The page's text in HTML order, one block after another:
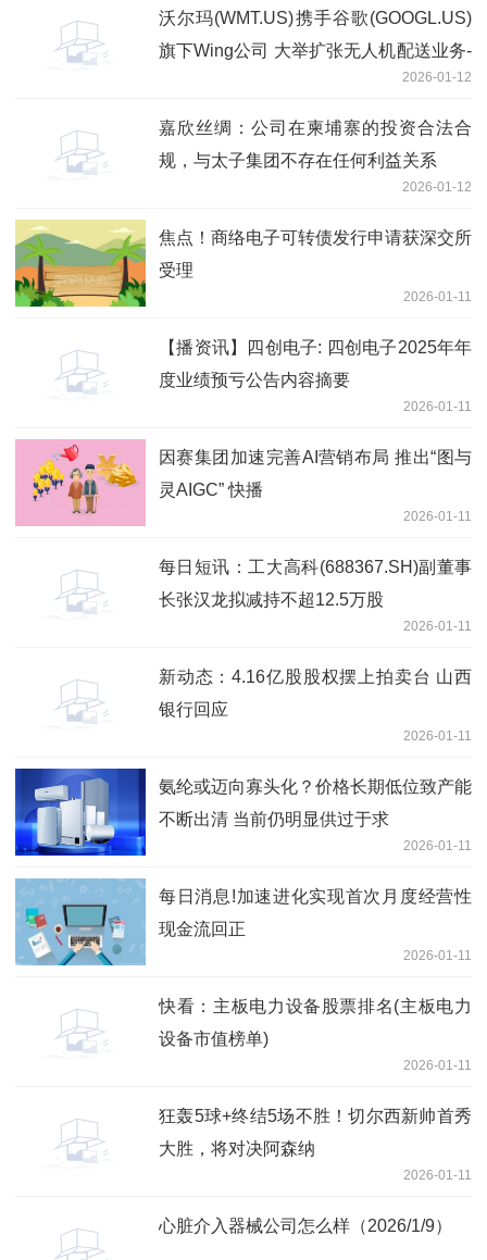
沃尔玛(WMT.US)携手谷歌(GOOGL.US)
旗下Wing公司 大举扩张无人机配送业务-
2026-01-12
嘉欣丝绸：公司在柬埔寨的投资合法合
规，与太子集团不存在任何利益关系
2026-01-12
焦点！商络电子可转债发行申请获深交所
受理
2026-01-11
【播资讯】四创电子: 四创电子2025年年
度业绩预亏公告内容摘要
2026-01-11
因赛集团加速完善AI营销布局 推出“图与
灵AIGC” 快播
2026-01-11
每日短讯：工大高科(688367.SH)副董事
长张汉龙拟减持不超12.5万股
2026-01-11
新动态：4.16亿股股权摆上拍卖台 山西
银行回应
2026-01-11
氨纶或迈向寡头化？价格长期低位致产能
不断出清 当前仍明显供过于求
2026-01-11
每日消息!加速进化实现首次月度经营性
现金流回正
2026-01-11
快看：主板电力设备股票排名(主板电力
设备市值榜单)
2026-01-11
狂轰5球+终结5场不胜！切尔西新帅首秀
大胜，将对决阿森纳
2026-01-11
心脏介入器械公司怎么样（2026/1/9）